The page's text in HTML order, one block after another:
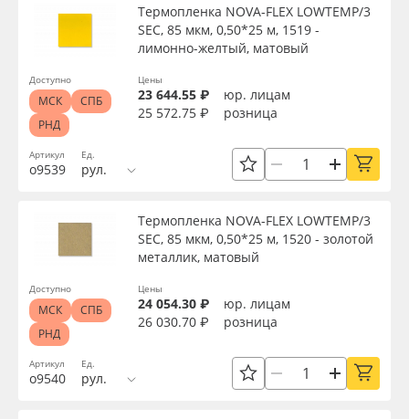
Инструкции
Контакты
Блог
Избранное
8 800 550 7888
Москва
Мобильные конструкции и POS-материалы
Сублимация и термотрансфер
Светотехника
Упаковочные материалы
Оборудование и инструмент
Новинки ассортимента
Толщина, мкм
Материал
Текстура
Упаковка
Страна происхождения
Артикул
о9539
Термопленка NOVA-FLEX LOWTEMP/3
SEC, 85 мкм, 0,50*25 м, 1519 -
лимонно-желтый, матовый
Ед.
рул.
Цены
23 644.55 ₽
юр. лицам
25 572.75 ₽
розница
Доступно
МСК
СПБ
РНД
Артикул
о9540
Термопленка NOVA-FLEX LOWTEMP/3
SEC, 85 мкм, 0,50*25 м, 1520 - золотой
металлик, матовый
Ед.
рул.
Цены
24 054.30 ₽
юр. лицам
26 030.70 ₽
розница
Доступно
МСК
СПБ
РНД